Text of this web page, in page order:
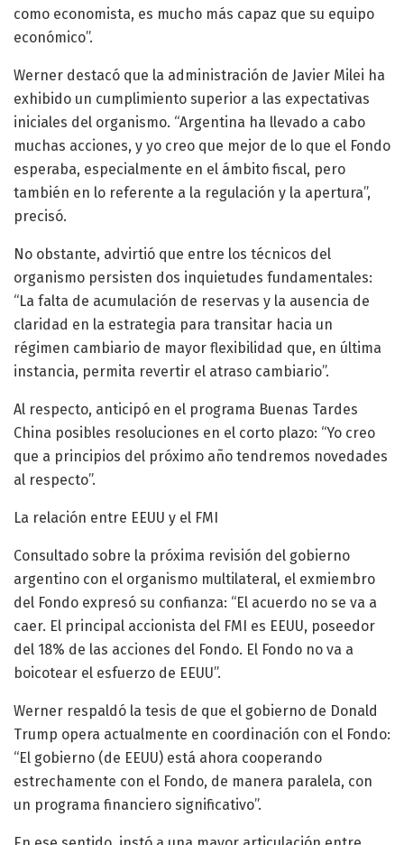
como economista, es mucho más capaz que su equipo
económico”.
Werner destacó que la administración de Javier Milei ha
exhibido un cumplimiento superior a las expectativas
iniciales del organismo. “Argentina ha llevado a cabo
muchas acciones, y yo creo que mejor de lo que el Fondo
esperaba, especialmente en el ámbito fiscal, pero
también en lo referente a la regulación y la apertura”,
precisó.
No obstante, advirtió que entre los técnicos del
organismo persisten dos inquietudes fundamentales:
“La falta de acumulación de reservas y la ausencia de
claridad en la estrategia para transitar hacia un
régimen cambiario de mayor flexibilidad que, en última
instancia, permita revertir el atraso cambiario”.
Al respecto, anticipó en el programa Buenas Tardes
China posibles resoluciones en el corto plazo: “Yo creo
que a principios del próximo año tendremos novedades
al respecto”.
La relación entre EEUU y el FMI
Consultado sobre la próxima revisión del gobierno
argentino con el organismo multilateral, el exmiembro
del Fondo expresó su confianza: “El acuerdo no se va a
caer. El principal accionista del FMI es EEUU, poseedor
del 18% de las acciones del Fondo. El Fondo no va a
boicotear el esfuerzo de EEUU”.
Werner respaldó la tesis de que el gobierno de Donald
Trump opera actualmente en coordinación con el Fondo:
“El gobierno (de EEUU) está ahora cooperando
estrechamente con el Fondo, de manera paralela, con
un programa financiero significativo”.